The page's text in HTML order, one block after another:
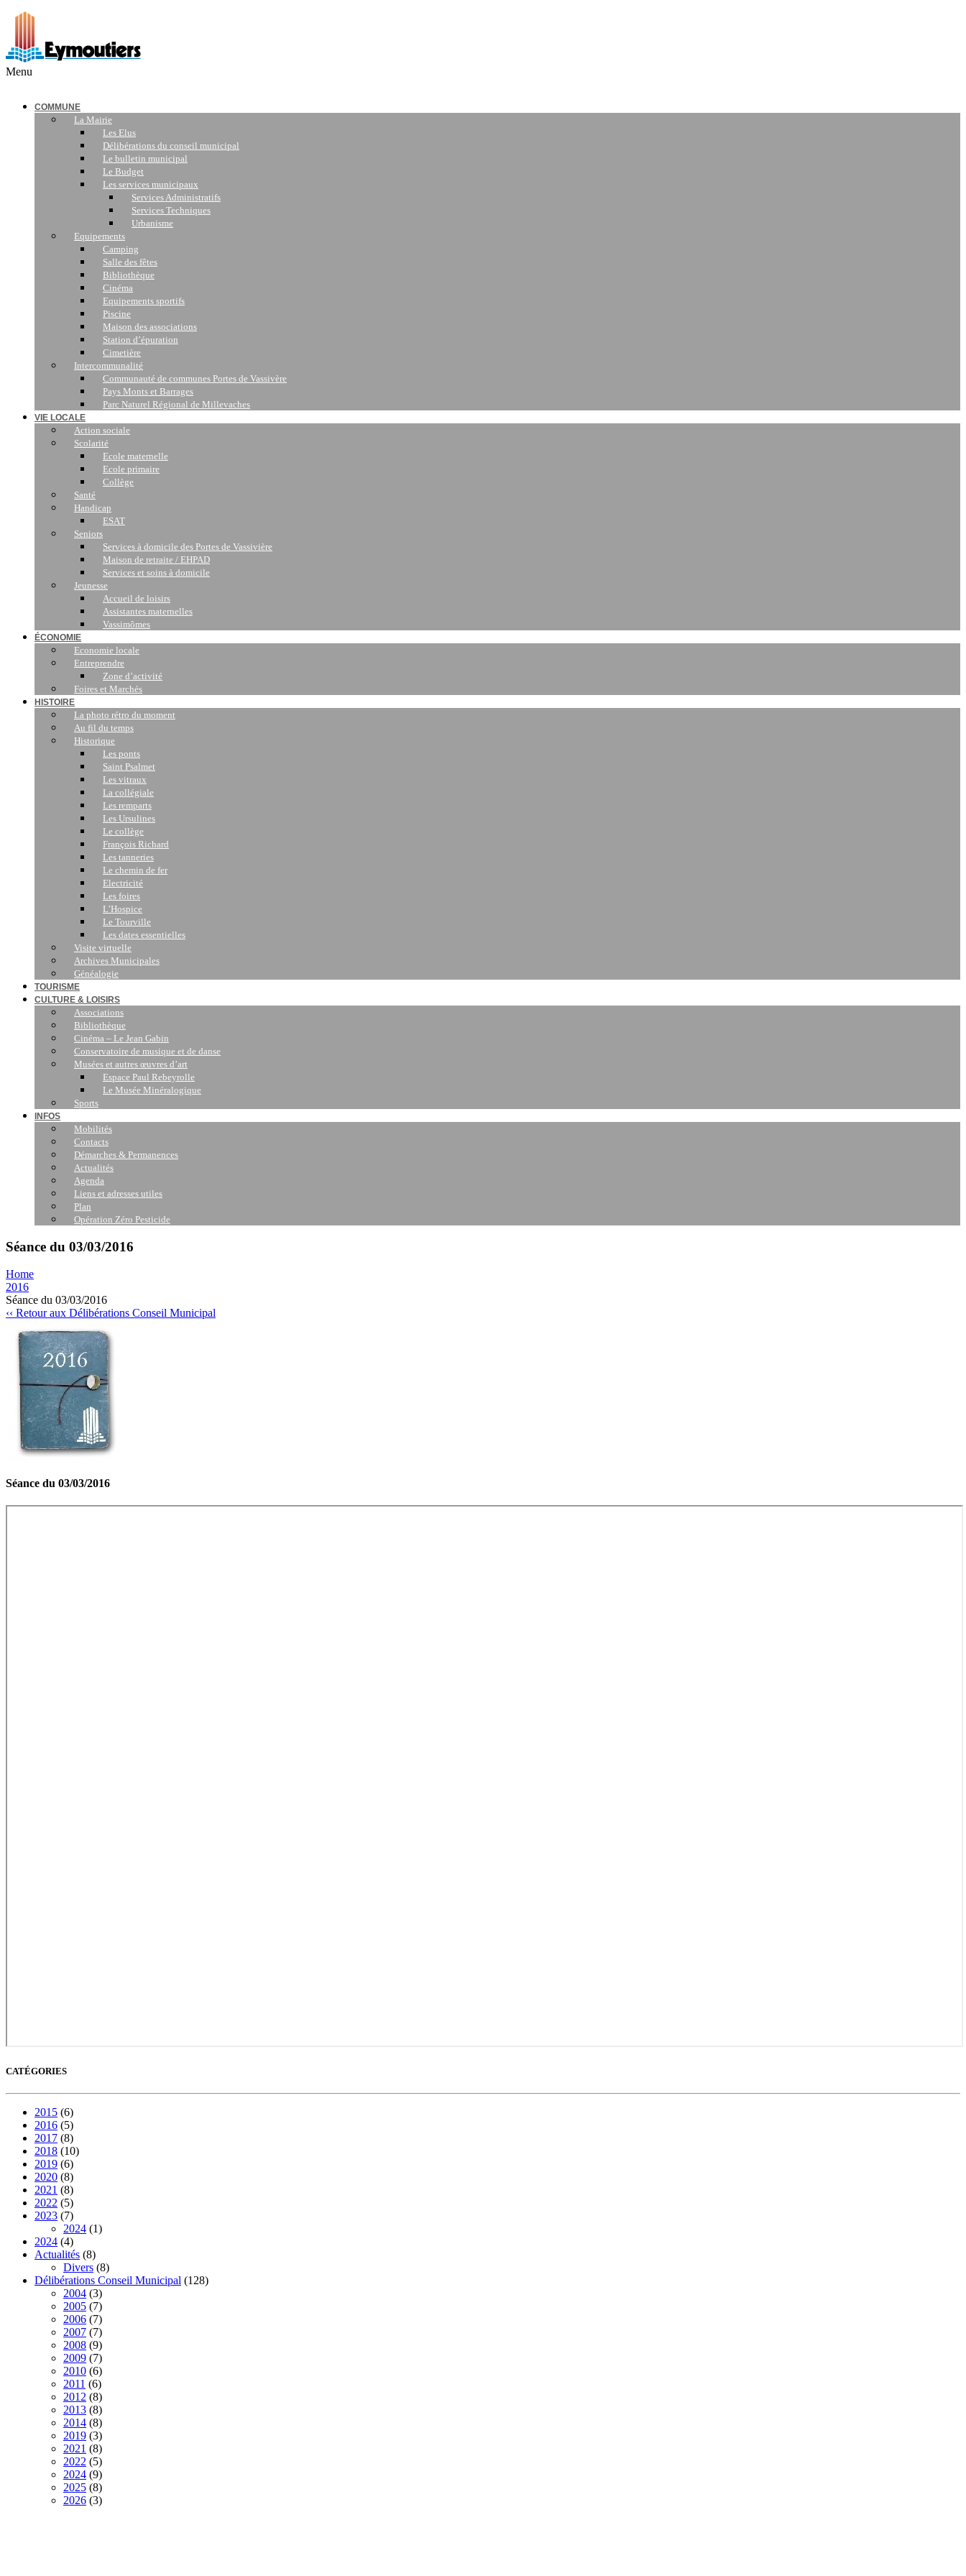
Menu
COMMUNE
La Mairie
Les Elus
Délibérations du conseil municipal
Le bulletin municipal
Le Budget
Les services municipaux
Services Administratifs
Services Techniques
Urbanisme
Equipements
Camping
Salle des fêtes
Bibliothèque
Cinéma
Equipements sportifs
Piscine
Maison des associations
Station d’épuration
Cimetière
Intercommunalité
Communauté de communes Portes de Vassivère
Pays Monts et Barrages
Parc Naturel Régional de Millevaches
VIE LOCALE
Action sociale
Scolarité
Ecole maternelle
Ecole primaire
Collège
Santé
Handicap
ESAT
Seniors
Services à domicile des Portes de Vassivière
Maison de retraite / EHPAD
Services et soins à domicile
Jeunesse
Accueil de loisirs
Assistantes maternelles
Vassimômes
ÉCONOMIE
Economie locale
Entreprendre
Zone d’activité
Foires et Marchés
HISTOIRE
La photo rétro du moment
Au fil du temps
Historique
Les ponts
Saint Psalmet
Les vitraux
La collégiale
Les remparts
Les Ursulines
Le collège
François Richard
Les tanneries
Le chemin de fer
Electricité
Les foires
L’Hospice
Le Tourville
Les dates essentielles
Visite virtuelle
Archives Municipales
Généalogie
TOURISME
CULTURE & LOISIRS
Associations
Bibliothèque
Cinéma – Le Jean Gabin
Conservatoire de musique et de danse
Musées et autres œuvres d’art
Espace Paul Rebeyrolle
Le Musée Minéralogique
Sports
INFOS
Mobilités
Contacts
Démarches & Permanences
Actualités
Agenda
Liens et adresses utiles
Plan
Opération Zéro Pesticide
Séance du 03/03/2016
Home
2016
Séance du 03/03/2016
‹‹ Retour aux Délibérations Conseil Municipal
Séance du 03/03/2016
CATÉGORIES
2015 (6)
2016 (5)
2017 (8)
2018 (10)
2019 (6)
2020 (8)
2021 (8)
2022 (5)
2023 (7)
2024 (1)
2024 (4)
Actualités (8)
Divers (8)
Délibérations Conseil Municipal (128)
2004 (3)
2005 (7)
2006 (7)
2007 (7)
2008 (9)
2009 (7)
2010 (6)
2011 (6)
2012 (8)
2013 (8)
2014 (8)
2019 (3)
2021 (8)
2022 (5)
2024 (9)
2025 (8)
2026 (3)